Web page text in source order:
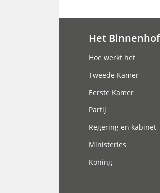
Het Binnenhof
Hoe werkt het
Tweede Kamer
Eerste Kamer
Partij
Regering en kabinet
Ministeries
Koning